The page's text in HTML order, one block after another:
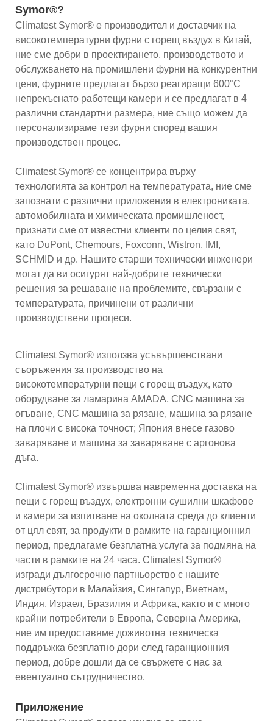
Symor®?
Climatest Symor® е производител и доставчик на
високотемпературни фурни с горещ въздух в Китай,
ние сме добри в проектирането, производството и
обслужването на промишлени фурни на конкурентни
цени, фурните предлагат бързо реагиращи 600°C
непрекъснато работещи камери и се предлагат в 4
различни стандартни размера, ние също можем да
персонализираме тези фурни според вашия
производствен процес.
Climatest Symor® се концентрира върху
технологията за контрол на температурата, ние сме
запознати с различни приложения в електрониката,
автомобилната и химическата промишленост,
признати сме от известни клиенти по целия свят,
като DuPont, Chemours, Foxconn, Wistron, IMI,
SCHMID и др. Нашите старши технически инженери
могат да ви осигурят най-добрите технически
решения за решаване на проблемите, свързани с
температурата, причинени от различни
производствени процеси.
Climatest Symor® използва усъвършенствани
съоръжения за производство на
високотемпературни пещи с горещ въздух, като
оборудване за ламарина AMADA, CNC машина за
огъване, CNC машина за рязане, машина за рязане
на плочи с висока точност; Япония внесе газово
заваряване и машина за заваряване с аргонова
дъга.
Climatest Symor® извършва навременна доставка на
пещи с горещ въздух, електронни сушилни шкафове
и камери за изпитване на околната среда до клиенти
от цял ​​свят, за продукти в рамките на гаранционния
период, предлагаме безплатна услуга за подмяна на
части в рамките на 24 часа. Climatest Symor®
изгради дългосрочно партньорство с нашите
дистрибутори в Малайзия, Сингапур, Виетнам,
Индия, Израел, Бразилия и Африка, както и с много
крайни потребители в Европа, Северна Америка,
ние им предоставяме доживотна техническа
поддръжка безплатно дори след гаранционния
период, добре дошли да се свържете с нас за
евентуално сътрудничество.
Приложение